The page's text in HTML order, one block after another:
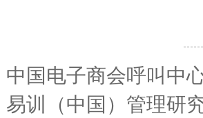
国电子商会呼叫中
训（中国）管理研